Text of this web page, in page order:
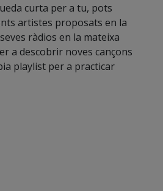
curta per a tu, pots
artistes proposats en la
ràdios en la mateixa
a descobrir noves cançons
playlist per a practicar